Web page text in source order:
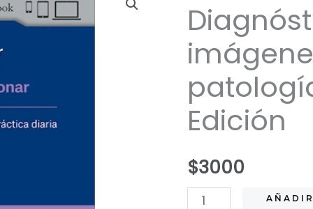
Edición
$3000
Diagnóstico